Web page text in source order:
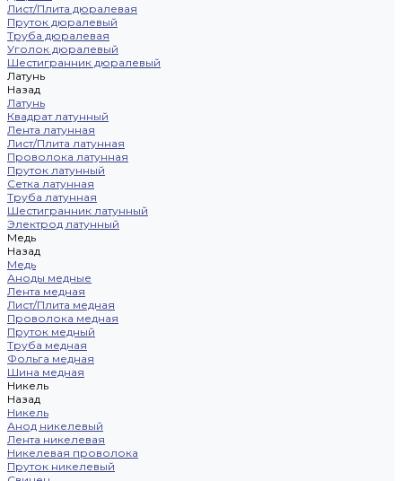
Лист/Плита дюралевая
Пруток дюралевый
Труба дюралевая
Уголок дюралевый
Шестигранник дюралевый
Латунь
Назад
Латунь
Квадрат латунный
Лента латунная
Лист/Плита латунная
Проволока латунная
Пруток латунный
Сетка латунная
Труба латунная
Шестигранник латунный
Электрод латунный
Медь
Назад
Медь
Аноды медные
Лента медная
Лист/Плита медная
Проволока медная
Пруток медный
Труба медная
Фольга медная
Шина медная
Никель
Назад
Никель
Анод никелевый
Лента никелевая
Никелевая проволока
Пруток никелевый